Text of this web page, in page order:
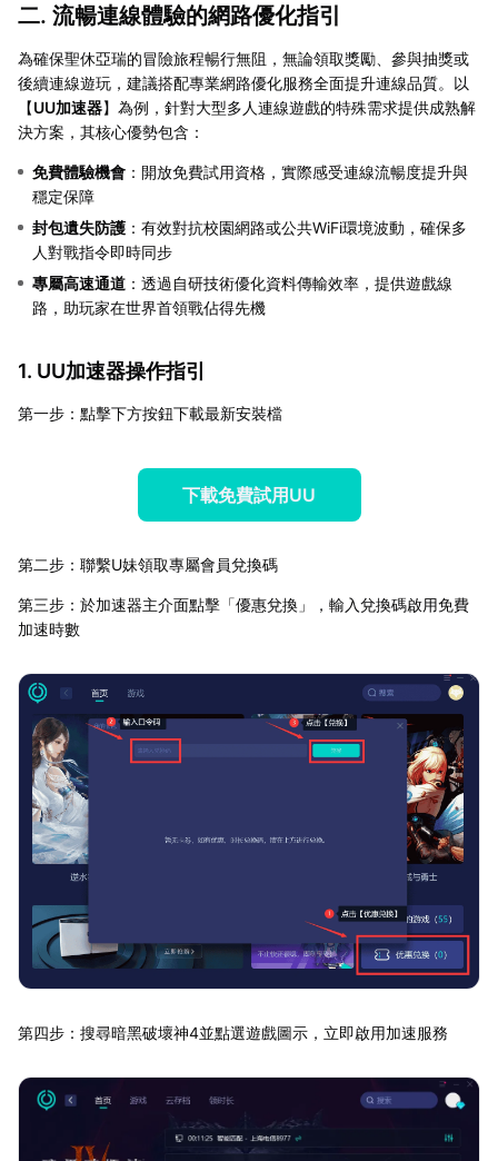
二. 流暢連線體驗的網路優化指引
為確保聖休亞瑞的冒險旅程暢行無阻，無論領取獎勵、參與抽獎或
後續連線遊玩，建議搭配專業網路優化服務全面提升連線品質。以
【UU加速器】為例，針對大型多人連線遊戲的特殊需求提供成熟解
決方案，其核心優勢包含：
免費體驗機會 ：開放免費試用資格，實際感受連線流暢度提升與
穩定保障
封包遺失防護 ：有效對抗校園網路或公共WiFi環境波動，確保多
人對戰指令即時同步
專屬高速通道 ：透過自研技術優化資料傳輸效率，提供遊戲線
路，助玩家在世界首領戰佔得先機
1. UU加速器操作指引
第一步：點擊下方按鈕下載最新安裝檔
下載免費試用UU
第二步：聯繫U妹領取專屬會員兌換碼
第三步：於加速器主介面點擊「優惠兌換」，輸入兌換碼啟用免費
加速時數
第四步：搜尋暗黑破壞神4並點選遊戲圖示，立即啟用加速服務